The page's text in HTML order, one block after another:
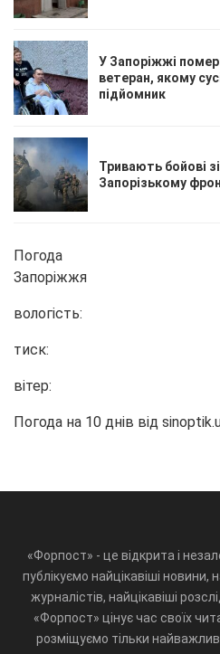
У Запоріжжі
ветеран, якому
підйомник
Тривають бойові
Запорізькому
Погода
Запоріжжя
вологість:
тиск:
вітер:
Погода на 10 днів від
«Форпост» - це відкрита і
публікуємо найцікавіші новини,
журналістів, найцікавіші
«Форпост» цінує час своїх
розміщуємо тільки